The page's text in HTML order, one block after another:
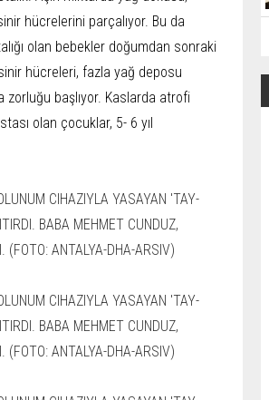
hücrelerini parçalıyor. Bu da
olan bebekler doğumdan sonraki
hücreleri, fazla yağ deposu
zorluğu başlıyor. Kaslarda atrofi
olan çocuklar, 5- 6 yıl